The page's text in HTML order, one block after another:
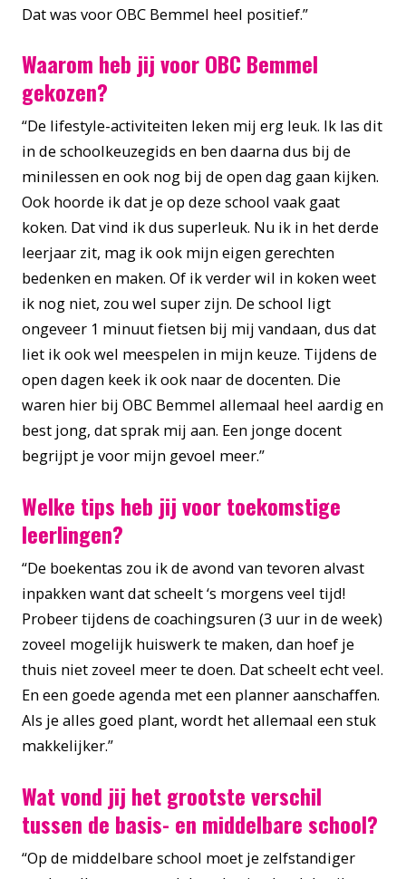
Dat was voor OBC Bemmel heel positief.”
Waarom heb jij voor OBC Bemmel
gekozen?
“De lifestyle-activiteiten leken mij erg leuk. Ik las dit
in de schoolkeuzegids en ben daarna dus bij de
minilessen en ook nog bij de open dag gaan kijken.
Ook hoorde ik dat je op deze school vaak gaat
koken. Dat vind ik dus superleuk. Nu ik in het derde
leerjaar zit, mag ik ook mijn eigen gerechten
bedenken en maken. Of ik verder wil in koken weet
ik nog niet, zou wel super zijn. De school ligt
ongeveer 1 minuut fietsen bij mij vandaan, dus dat
liet ik ook wel meespelen in mijn keuze. Tijdens de
open dagen keek ik ook naar de docenten. Die
waren hier bij OBC Bemmel allemaal heel aardig en
best jong, dat sprak mij aan. Een jonge docent
begrijpt je voor mijn gevoel meer.”
Welke tips heb jij voor toekomstige
leerlingen?
“De boekentas zou ik de avond van tevoren alvast
inpakken want dat scheelt ‘s morgens veel tijd!
Probeer tijdens de coachingsuren (3 uur in de week)
zoveel mogelijk huiswerk te maken, dan hoef je
thuis niet zoveel meer te doen. Dat scheelt echt veel.
En een goede agenda met een planner aanschaffen.
Als je alles goed plant, wordt het allemaal een stuk
makkelijker.”
Wat vond jij het grootste verschil
tussen de basis- en middelbare school?
“Op de middelbare school moet je zelfstandiger